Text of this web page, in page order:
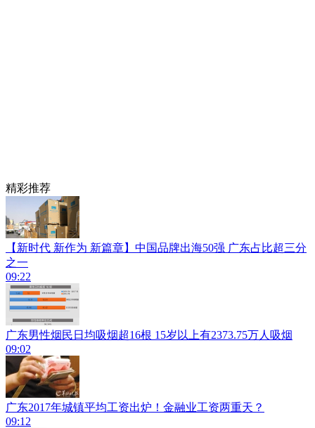
精彩推荐
【新时代 新作为 新篇章】中国品牌出海50强 广东占比超三分
之一
09:22
广东男性烟民日均吸烟超16根 15岁以上有2373.75万人吸烟
09:02
广东2017年城镇平均工资出炉！金融业工资两重天？
09:12